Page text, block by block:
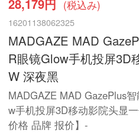
28,179円 (税込み)
16201138062325
MADGAZE MAD
R眼镜Glow手机投屏3D
W 深夜黑
MADGAZE MAD GazePlus
w手机投屏3D移动影院头显
价格 品牌 报价】-